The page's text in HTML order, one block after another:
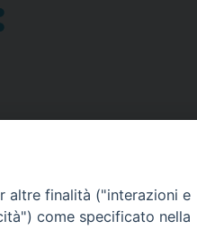
altre finalità ("interazioni e
come specificato nella